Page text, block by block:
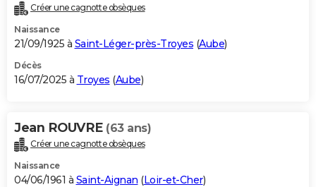
Destinations
City break
Voyage nature
Voyage de noces
Forum
Climat
+PHOTO
GUIDES D'ACHAT
BONS PLANS
Carte de Noël
Carte Bonne année
Carte Saint-Valentin
Carte Pâques
Carte d'anniversaire
DICTIONNAIRE
Dictionnaire
Biographies
Citations
Expressions
Proverbes
PROGRAMME TV
Créer une cagnotte obsèques
Naissance
21/09/1925 à Saint-Léger-près-Troyes (Aube)
Décès
16/07/2025 à Troyes (Aube)
Jean ROUVRE (63 ans)
Créer une cagnotte obsèques
Naissance
04/06/1961 à Saint-Aignan (Loir-et-Cher)